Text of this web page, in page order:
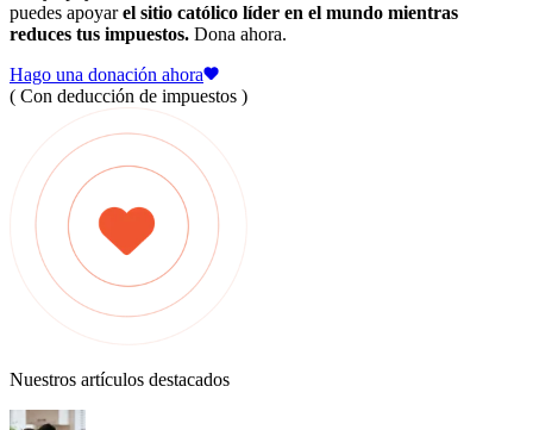
puedes apoyarel sitio católico líder en el mundo mientras
reduces tus impuestos. Dona ahora.
Hago una donación ahora
( Con deducción de impuestos )
Nuestros artículos destacados